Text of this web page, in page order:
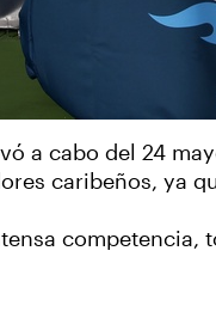
a cabo del 24
caribeños, ya
competencia,